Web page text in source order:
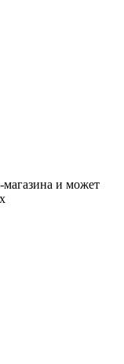
магазина и может